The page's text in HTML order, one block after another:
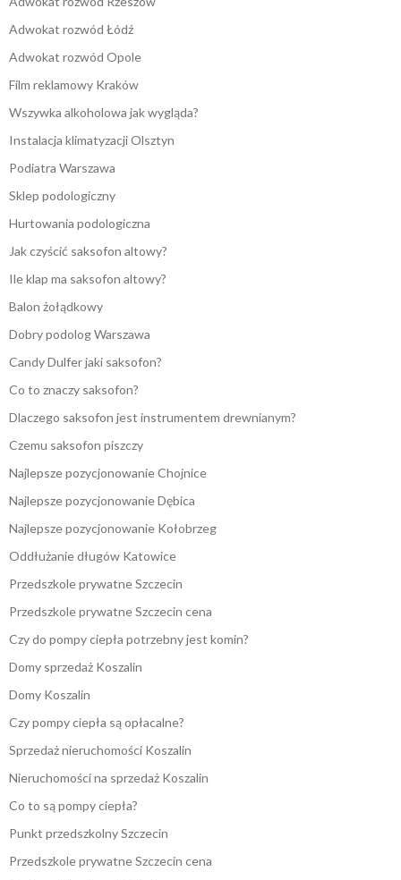
Adwokat rozwód Łódź
Adwokat rozwód Opole
Film reklamowy Kraków
Wszywka alkoholowa jak wygląda?
Instalacja klimatyzacji Olsztyn
Podiatra Warszawa
Sklep podologiczny
Hurtowania podologiczna
Jak czyścić saksofon altowy?
Ile klap ma saksofon altowy?
Balon żołądkowy
Dobry podolog Warszawa
Candy Dulfer jaki saksofon?
Co to znaczy saksofon?
Dlaczego saksofon jest instrumentem drewnianym?
Czemu saksofon piszczy
Najlepsze pozycjonowanie Chojnice
Najlepsze pozycjonowanie Dębica
Najlepsze pozycjonowanie Kołobrzeg
Oddłużanie długów Katowice
Przedszkole prywatne Szczecin
Przedszkole prywatne Szczecin cena
Czy do pompy ciepła potrzebny jest komin?
Domy sprzedaż Koszalin
Domy Koszalin
Czy pompy ciepła są opłacalne?
Sprzedaż nieruchomości Koszalin
Nieruchomości na sprzedaż Koszalin
Co to są pompy ciepła?
Punkt przedszkolny Szczecin
Przedszkole prywatne Szczecin cena